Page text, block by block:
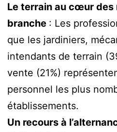
Le terrain au cœur des
branche : Les
que les jardiniers,
intendants de terrain
vente (21%)
personnel les plus
établissements.
Un recours à